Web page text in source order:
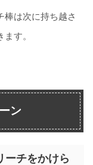
棒は次に持ち越さ
す。
ン
ーチをかけら